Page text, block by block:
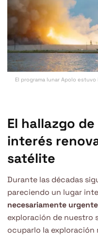
El programa lunar Apolo
El hallazgo
interés
satélite
Durante las décadas
pareciendo un lugar
necesariamente urgente
exploración de nuestro
ocuparlo la exploración